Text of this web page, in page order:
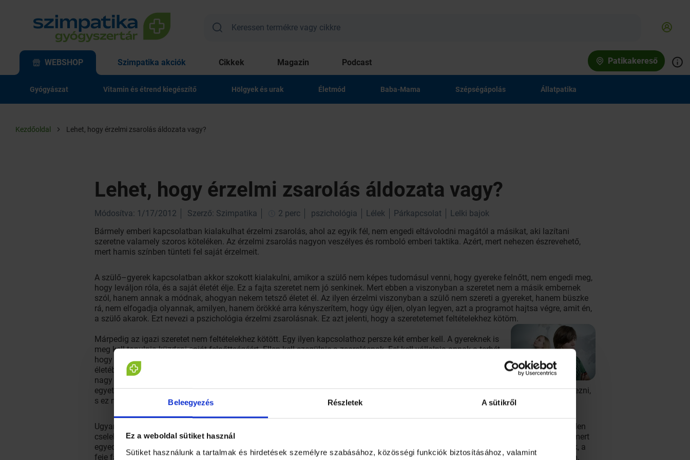
Beleegyezés Részletek A sütikről
Ez a weboldal sütiket használ
Sütiket használunk a tartalmak és hirdetések személyre szabásához, közösségi funkciók biztosításához, valamint
WEBSHOP Szimpatika akciók Cikkek Magazin Podcast Patikakereső
Gyógyászat Vitamin és étrend kiegészítő Hölgyek és urak Életmód Baba-Mama Szépségápolás Állatpatika
Kezdőoldal Lehet, hogy érzelmi zsarolás áldozata vagy?
Lehet, hogy érzelmi zsarolás áldozata vagy?
Módosítva: 1/17/2012 Szerző: Szimpatika 2 perc pszichológia Lélek Párkapcsolat
Lelki bajok
Bármely emberi kapcsolatban kialakulhat érzelmi zsarolás, ahol az egyik fél, nem engedi eltávolodni magától a másikat, aki lazítani
szeretne valamely szoros köteléken. Az érzelmi zsarolás nagyon veszélyes és romboló emberi taktika. Azért, mert nehezen észrevehető,
mert hamis színben tünteti fel saját érzelmeit.
A szülő–gyerek kapcsolatban akkor szokott kialakulni, amikor a szülő nem képes tudomásul venni, hogy gyereke felnőtt, nem engedi meg,
hogy leváljon róla, és a saját életét élje. Ez a fajta szeretet nem jó senkinek. Mert ebben a viszonyban a szeretet nem a másik embernek
szól, hanem annak a módnak, ahogyan nekem tetsző életet él. Az ilyen érzelmi viszonyban a szülő nem szereti a gyereket, hanem büszke
rá, nem elfogadja olyannak, amilyen, hanem örökké arra kényszerítem, hogy úgy éljen, olyan legyen, azt a programot hajtsa végre, amit én,
a szülő akarok. Ezt nevezi a pszichológia érzelmi zsarolásnak. Ez azt jelenti, hogy a szeretetemet feltételekhez kötöm.
Márpedig az igazi szeretet nem feltételekhez kötött. Egy ilyen kapcsolathoz persze két ember kell. A gyereknek is
meg kell tanulnia küzdeni saját felnőttségéért. Ellen kell szegülnie a zsarolásnak. Fel kell vállalnia annak a terhét,
hogy édesanyja vagy édesapja megbántódik. Mindenkinek jobb ugyanis, ha kialakulnak a határok, és a gyereke
életébe belenőtt édesanya megtapasztalja, hogy gyerekének saját családja, ízlése, elképzelése van az élet apró és
nagy dolgairól. És persze megtanulja elfogadni azokat. Ez nem könnyű, nem megy egyik napról a másikra, nem
egyetlen tisztázó beszélgetés hatására történik meg, hanem komoly erőfeszítés, munka eredménye. Ezt a munkát azonban el kell végezni,
s ez nem lehetetlen.
Ugyanilyen játszma kialakulhat felnőttkori párkapcsolatban is. Ilyenkor az egyik fél, rendszerint a nő, úgy él, úgy viselkedik, hogy minden
cselekedetével, mozdulatával, azt üzeni, nem tudok boldogulni nélküled. Ha a nő azt mondja, kérlek, ne menj el a haverokkal sörözni, mert
egyedül érzem magam, ez nem zsarolás. A zsarolás az, amikor azt mondja, persze drágám menj csak nyugodtan, s közben sóhajtozik, a
feje fájdul, és napokig játssza a sértettet. Megvonja a párjától a szeretetet, netán a szexet. Mondatai és viselkedése között ellentét van,